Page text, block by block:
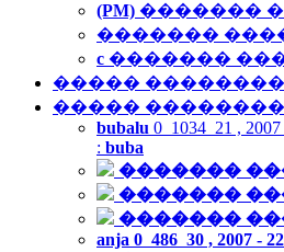
(PM) �������
�������
c �������
����� ��������
����� ��������
bubalu 0 1034 21 ,
: buba
�������
�������
�������
anja 0 486 30 , 2007 -